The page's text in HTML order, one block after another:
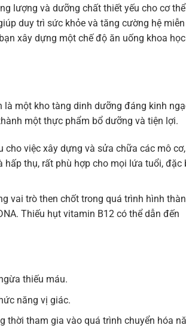
lượng và dưỡng chất thiết yếu cho cơ
duy trì sức khỏe và tăng cường hệ miễn
xây dựng một chế độ ăn uống khoa
một kho tàng dinh dưỡng đáng kinh
một thực phẩm bổ dưỡng và tiện lợi.
việc xây dựng và sửa chữa các mô cơ,
hấp thụ, rất phù hợp cho mọi lứa tuổi, đặc
vai trò then chốt trong quá trình hình
Thiếu hụt vitamin B12 có thể dẫn đến
thiếu máu.
năng vị giác.
thời tham gia vào quá trình chuyển hóa